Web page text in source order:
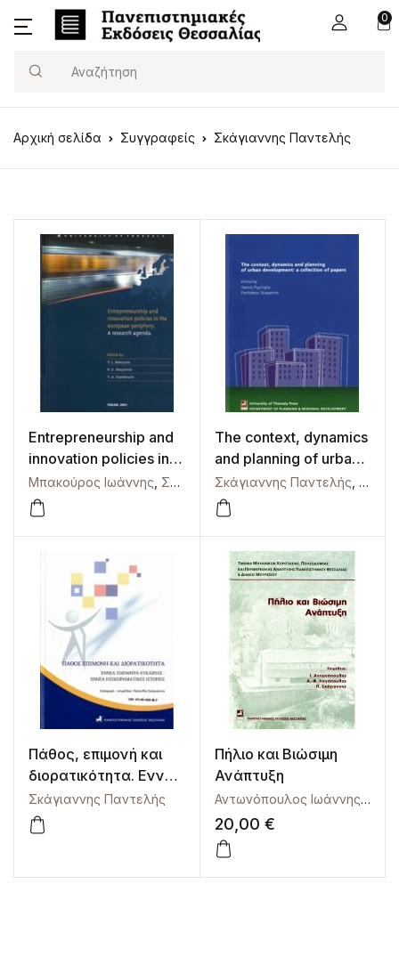
0
Search
Αρχική σελίδα Συγγραφείς Σκάγιαννης Παντελής
Entrepreneurship and
innovation policies in
the European
periphery. A research
agenda
Μπακούρος Ιωάννης Σκάγιαννης Παντελής ,Σταμπουλής
The context, dynamics
and planning of urban
development: a
collection of papers
Σκάγιαννης Παντελής
Πάθος, επιμονή και
διορατικότητα. Εννέα
παράθυρα ευκαιρίας
και εννέα
επιχειρηματικές
Σκάγιαννης Παντελής
Πήλιο και Βιώσιμη
Ανάπτυξη
Αντωνόπουλος Ιωάννης,
,
20,00 €